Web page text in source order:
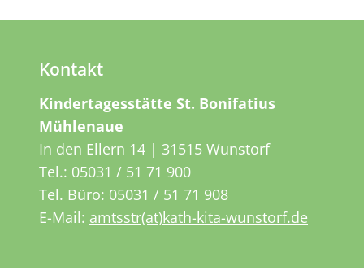
Kontakt
Kindertagesstätte St. Bonifatius
Mühlenaue
In den Ellern 14 | 31515 Wunstorf
Tel.: 05031 / 51 71 900
Tel. Büro: 05031 / 51 71 908
E-Mail: amtsstr(at)kath-kita-wunstorf.de